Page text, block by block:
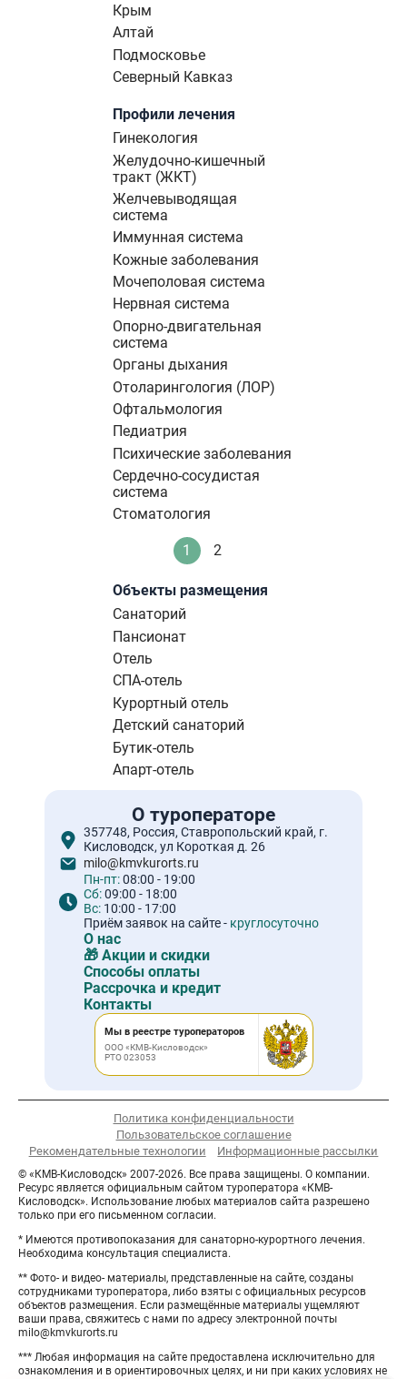
Крым
Алтай
Подмосковье
Северный Кавказ
Профили лечения
Гинекология
Желудочно-кишечный
тракт (ЖКТ)
Желчевыводящая
система
Иммунная система
Кожные заболевания
Мочеполовая система
Нервная система
Опорно-двигательная
система
Органы дыхания
Отоларингология (ЛОР)
Офтальмология
Педиатрия
Психические заболевания
Сердечно-сосудистая
система
Стоматология
Нумерация
страниц Текущая
1 Стандартное
2
Объекты размещения
Санаторий
Пансионат
Отель
СПА-отель
Курортный отель
Детский санаторий
Бутик-отель
Апарт-отель
О туроператоре
357748, Россия, Ставропольский край, г.
Кисловодск, ул Короткая д. 26
milo@kmvkurorts.ru
Пн-пт:08:00 - 19:00
Сб:09:00 - 18:00
Вс: 10:00 - 17:00
Приём заявок на сайте - круглосуточно
О нас
🎁 Акции и скидки
Способы оплаты
Рассрочка и кредит
Контакты
Мы в реестре туроператоров
ООО «КМВ-Кисловодск»
РТО 023053
Политика конфиденциальности
Пользовательское соглашение
Рекомендательные технологии
Информационные рассылки
© «КМВ-Кисловодск» 2007-2026. Все права защищены. О компании.
Ресурс является официальным сайтом туроператора «КМВ-
Кисловодск». Использование любых материалов сайта разрешено
только при его письменном согласии.
* Имеются противопоказания для санаторно-курортного лечения.
Необходима консультация специалиста.
** Фото- и видео- материалы, представленные на сайте, созданы
сотрудниками туроператора, либо взяты с официальных ресурсов
объектов размещения. Если размещённые материалы ущемляют
ваши права, свяжитесь с нами по адресу электронной почты
milo@kmvkurorts.ru
*** Любая информация на сайте предоставлена исключительно для
ознакомления и в ориентировочных целях, и ни при каких условиях не